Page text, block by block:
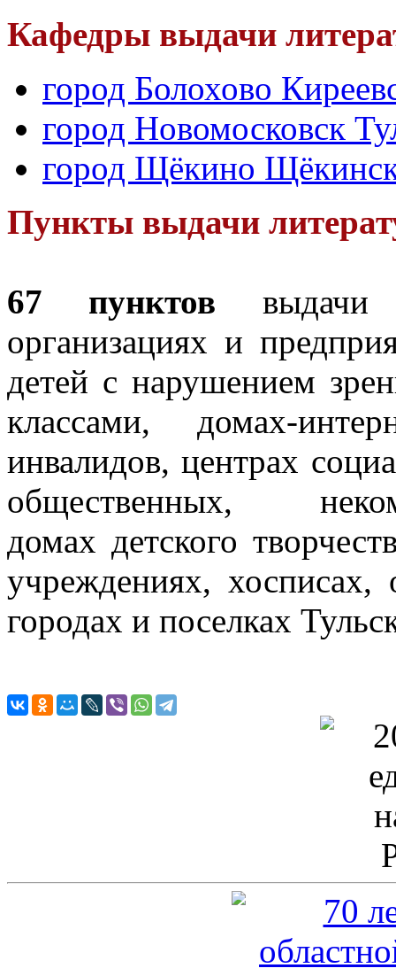
Кафедры выдачи
город Болохово
город Новомосковск
город Щёкино
Пункты выдачи
67 пунктов выдачи
организациях и
детей с нарушением
классами, домах-
инвалидов, центрах
общественных,
домах детского
учреждениях, хосписах,
городах и поселках